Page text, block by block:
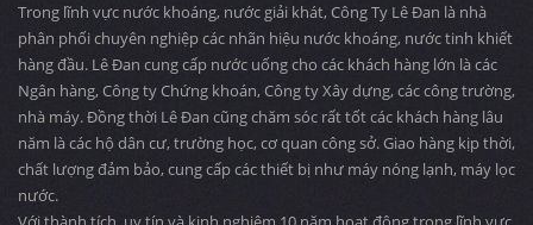
Trong lĩnh vực nước khoáng, nước giải khát, Công Ty Lê Đan là nhà
phân phối chuyên nghiệp các nhãn hiệu nước khoáng, nước tinh khiết
hàng đầu. Lê Đan cung cấp nước uống cho các khách hàng lớn là các
Ngân hàng, Công ty Chứng khoán, Công ty Xây dựng, các công trường,
nhà máy. Đồng thời Lê Đan cũng chăm sóc rất tốt các khách hàng lâu
năm là các hộ dân cư, trường học, cơ quan công sở. Giao hàng kịp thời,
chất lượng đảm bảo, cung cấp các thiết bị như máy nóng lạnh, máy lọc
nước.